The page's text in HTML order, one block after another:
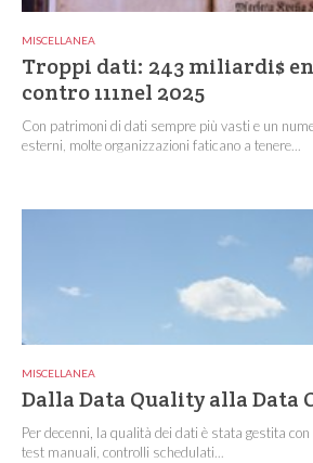
MISCELLANEA
Troppi dati: 243 miliardi$
contro 111nel 2025
Con patrimoni di dati sempre più vasti e un
esterni, molte organizzazioni faticano a tenere...
MISCELLANEA
Dalla Data Quality alla Data
Per decenni, la qualità dei dati è stata gestita
test manuali, controlli schedulati...